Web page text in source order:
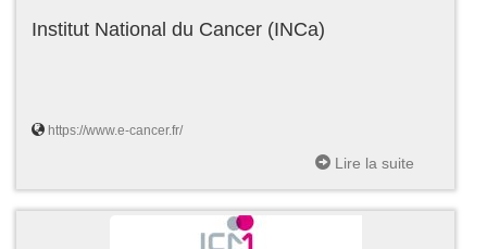
Institut National du Cancer (INCa)
https://www.e-cancer.fr/
Lire la suite